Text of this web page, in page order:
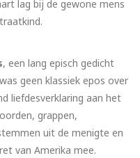
lag bij de gewone mens
, een lang episch gedicht
geen klassiek epos over
liefdesverklaring aan het
grappen,
uit de menigte en
van Amerika mee.